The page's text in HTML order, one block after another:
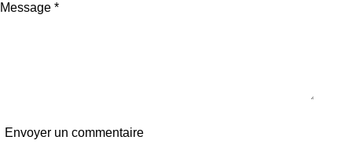
Message *
Envoyer un commentaire